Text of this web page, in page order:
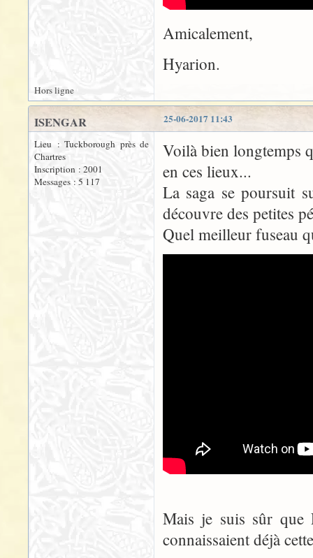
Amicalement,
Hyarion.
Hors ligne
25-06-2017 11:43
ISENGAR
Lieu : Tuckborough près de
Chartres
Inscription : 2001
Messages : 5 117
Voilà bien longtemps
en ces lieux...
La saga se poursuit
découvre des petites
Quel meilleur fuseau
Mais je suis sûr que
connaissaient déjà